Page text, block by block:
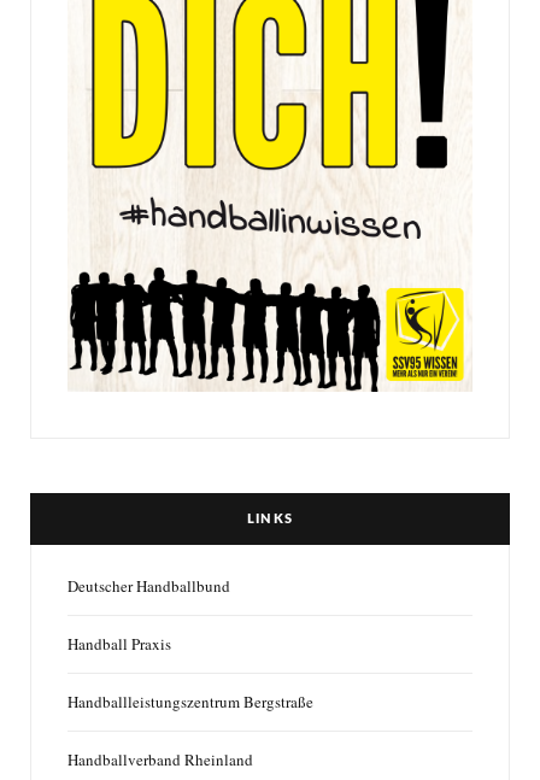
LINKS
Deutscher Handballbund
Handball Praxis
Handballleistungszentrum Bergstraße
Handballverband Rheinland